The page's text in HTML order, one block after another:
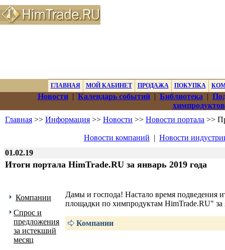
ГЛАВНАЯ МОЙ КАБИНЕТ ПРОДАЖА ПОКУПКА
Новости| Календарь событий| Библиотека |
химпродуктов
Главная >> Информация >> Новости >> Новости портала >>
Новости компаний | Новости
01.02.19
Итоги портала HimTrade.RU за январь 2019 года
Компании
Спрос и
предложения
за истекший
месяц
Дамы и господа! Настало время подведения
площадки по химпродуктам HimTrade.RU" за
Компании